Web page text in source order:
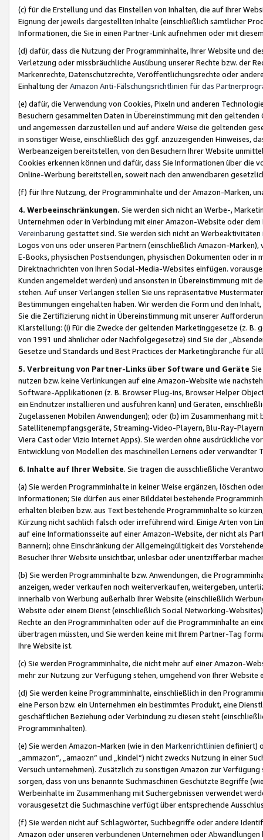
(c) für die Erstellung und das Einstellen von Inhalten, die auf Ihrer
Eignung der jeweils dargestellten Inhalte (einschließlich sämtlicher
Informationen, die Sie in einen Partner-Link aufnehmen oder mit
(d) dafür, dass die Nutzung der Programminhalte, Ihrer Website und
Verletzung oder missbräuchliche Ausübung unserer Rechte bzw. der
Markenrechte, Datenschutzrechte, Veröffentlichungsrechte oder
Einhaltung derAmazon Anti-Fälschungsrichtlinien für das
(e) dafür, die Verwendung von Cookies, Pixeln und anderen
Besuchern gesammelten Daten in Übereinstimmung mit den
und angemessen darzustellen und auf andere Weise die geltenden
in sonstiger Weise, einschließlich des ggf. anzuzeigenden Hinweises,
Werbeanzeigen bereitstellen, von den Besuchern Ihrer Website
Cookies erkennen können und dafür, dass Sie Informationen über die
Online-Werbung bereitstellen, soweit nach den anwendbaren
(f) für Ihre Nutzung, der Programminhalte und der Amazon-Marken,
4. Werbeeinschränkungen. Sie werden sich nicht an Werbe-,
Unternehmen oder in Verbindung mit einer Amazon-Website oder
Vereinbarung gestattet sind. Sie werden sich nicht an
Logos von uns oder unseren Partnern (einschließlich Amazon-
E-Books, physischen Postsendungen, physischen Dokumenten oder in
Direktnachrichten von Ihren Social-Media-Websites einfügen.
Kunden angemeldet werden) und ansonsten in Übereinstimmung mit
stehen. Auf unser Verlangen stellen Sie uns repräsentative
Bestimmungen eingehalten haben. Wir werden die Form und den
Sie die Zertifizierung nicht in Übereinstimmung mit unserer
Klarstellung: (i) Für die Zwecke der geltenden Marketinggesetze (z. B.
von 1991 und ähnlicher oder Nachfolgegesetze) sind Sie der
Gesetze und Standards und Best Practices der Marketingbranche für
5. Verbreitung von Partner-Links über Software und Geräte
nutzen bzw. keine Verlinkungen auf eine Amazon-Website wie
Software-Applikationen (z. B. Browser Plug-ins, Browser Helper
ein Endnutzer installieren und ausführen kann) und Geräten,
Zugelassenen Mobilen Anwendungen); oder (b) im Zusammenhang
Satellitenempfangsgeräte, Streaming-Video-Playern, Blu-Ray-
Viera Cast oder Vizio Internet Apps). Sie werden ohne ausdrückliche
Entwicklung von Modellen des maschinellen Lernens oder
6. Inhalte auf Ihrer Website. Sie tragen die ausschließliche
(a) Sie werden Programminhalte in keiner Weise ergänzen, löschen
Informationen; Sie dürfen aus einer Bilddatei bestehende
erhalten bleiben bzw. aus Text bestehende Programminhalte so
Kürzung nicht sachlich falsch oder irreführend wird. Einige Arten von
auf eine Informationsseite auf einer Amazon-Website, der nicht als
Bannern); ohne Einschränkung der Allgemeingültigkeit des
Besucher Ihrer Website unsichtbar, unlesbar oder unentzifferbar
(b) Sie werden Programminhalte bzw. Anwendungen, die
anzeigen, weder verkaufen noch weiterverkaufen, weitergeben,
innerhalb von Werbung außerhalb Ihrer Website (einschließlich
Website oder einem Dienst (einschließlich Social Networking-
Rechte an den Programminhalten oder auf die Programminhalte an
übertragen müssten, und Sie werden keine mit Ihrem Partner-Tag
Ihre Website ist.
(c) Sie werden Programminhalte, die nicht mehr auf einer Amazon-
mehr zur Nutzung zur Verfügung stehen, umgehend von Ihrer
(d) Sie werden keine Programminhalte, einschließlich in den
eine Person bzw. ein Unternehmen ein bestimmtes Produkt, eine
geschäftlichen Beziehung oder Verbindung zu diesen steht
Programminhalten).
(e) Sie werden Amazon-Marken (wie in den Markenrichtlinien definiert)
„ammazon“, „amaozn“ und „kindel“) nicht zwecks Nutzung in einer
Versuch unternehmen). Zusätzlich zu sonstigen Amazon zur
sorgen, dass von uns benannte Suchmaschinen Geschützte Begriffe
Werbeinhalte im Zusammenhang mit Suchergebnissen verwendet
vorausgesetzt die Suchmaschine verfügt über entsprechende
(f) Sie werden nicht auf Schlagwörter, Suchbegriffe oder andere
Amazon oder unseren verbundenen Unternehmen oder